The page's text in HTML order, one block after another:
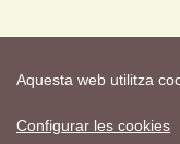
Aquesta web utilitza
Configurar les cookies